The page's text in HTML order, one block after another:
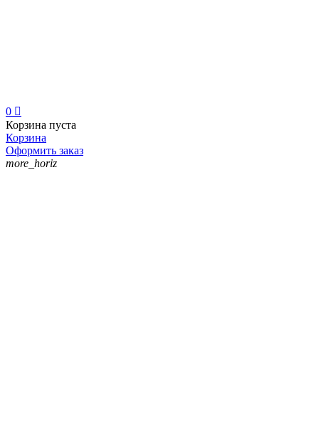
0 
Корзина пуста
Корзина
Оформить заказ
more_horiz